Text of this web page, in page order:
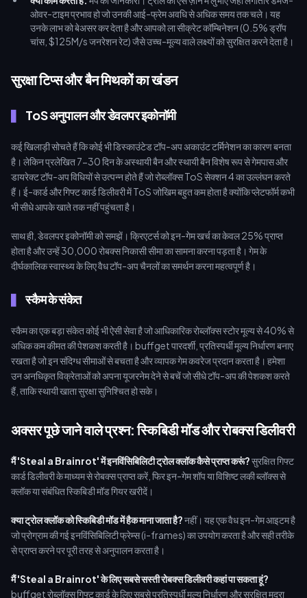
ओवर-टाइम प्रभाव हो जो उनकी आई-फ्रेम अवधि से अधिक समय तक चले। यह
उनके लाभ को बेअसर कर देता है और आपको ला सीक्रेट कॉम्बिनेशन (0.5% ड्रॉप
चांस, $125M/s जनरेशन रेट) जैसे उच्च-मूल्य वाले लक्ष्यों को सुरक्षित करने देता है।
सुरक्षा टिप्स और बैन मिथकों का खंडन
ToS अनुपालन और डेवलपर इकोनॉमी
कई खिलाड़ी सोचते हैं कि कोई भी डिस्काउंटेड टॉप-अप अकाउंट टर्मिनेशन का कारण बनता
है। लेकिन प्रलेखित 7-30 दिन के अस्थायी बैन और स्थायी बैन विशेष रूप से गेमपास और
डायरेक्ट टॉप-अप विधियों से उत्पन्न होते हैं जो रोब्लॉक्स ToS सेक्शन 4 का उल्लंघन करते
हैं। ई-कार्ड और गिफ्ट कार्ड डिलीवरी में ToS जोखिम बहुत कम होता है क्योंकि प्लेटफॉर्म कभी
भी सीधे आपके खाते तक नहीं पहुंचता है।
साथ ही, डेवलपर इकोनॉमी को समझें। क्रिएटर्स को इन-गेम खर्च का केवल 25% प्राप्त
होता है और उन्हें 30,000 रोबक्स निकासी सीमा का सामना करना पड़ता है। गेम के
दीर्घकालिक स्वास्थ्य के लिए वैध टॉप-अप चैनलों का समर्थन करना महत्वपूर्ण है।
स्कैम के संकेत
स्कैम का एक बड़ा संकेत कोई भी ऐसी सेवा है जो आधिकारिक रोब्लॉक्स स्टोर मूल्य से 40% से
अधिक कम कीमत की पेशकश करती है। buffget पारदर्शी, प्रतिस्पर्धी मूल्य निर्धारण बनाए
रखता है जो इन संदिग्ध सीमाओं से बचता है और व्यापक गेम कवरेज प्रदान करता है। हमेशा
उन अनधिकृत विक्रेताओं को अपना यूजरनेम देने से बचें जो सीधे टॉप-अप की पेशकश करते
हैं, ताकि स्थायी खाता सुरक्षा सुनिश्चित हो सके।
अक्सर पूछे जाने वाले प्रश्न: स्किबिडी मॉड और रोबक्स डिलीवरी
मैं 'Steal a Brainrot' में इनविंसिबिलिटी ट्रोल क्लॉक कैसे प्राप्त करूं?सुरक्षित गिफ्ट
कार्ड डिलीवरी के माध्यम से रोबक्स प्राप्त करें, फिर इन-गेम शॉप या विशिष्ट लकी ब्लॉक्स से
क्लॉक या संबंधित स्किबिडी मॉड गियर खरीदें।
क्या ट्रोल क्लॉक को स्किबिडी मॉड में हैक माना जाता है?नहीं। यह एक वैध इन-गेम आइटम है
जो प्रोग्राम की गई इनविंसिबिलिटी फ्रेम्स (i-frames) का उपयोग करता है और सही तरीके
से प्राप्त करने पर पूरी तरह से अनुपालन करता है।
मैं 'Steal a Brainrot' के लिए सबसे सस्ती रोबक्स डिलीवरी कहां पा सकता हूं?
buffget रोब्लॉक्स गिफ्ट कार्ड के लिए सबसे प्रतिस्पर्धी मूल्य निर्धारण और सुरक्षित मुद्रा